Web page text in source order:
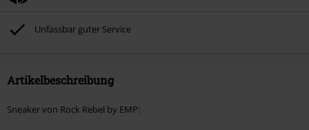
Böhse Onkelz, Broilers, Die Ärzte, Die Toten Hosen, Metality, Gutscheine &
Artikel, die einen Spendenbeitrag beinhalten.
Unfassbar guter Service
Artikelbeschreibung
Sneaker von Rock Rebel by EMP: